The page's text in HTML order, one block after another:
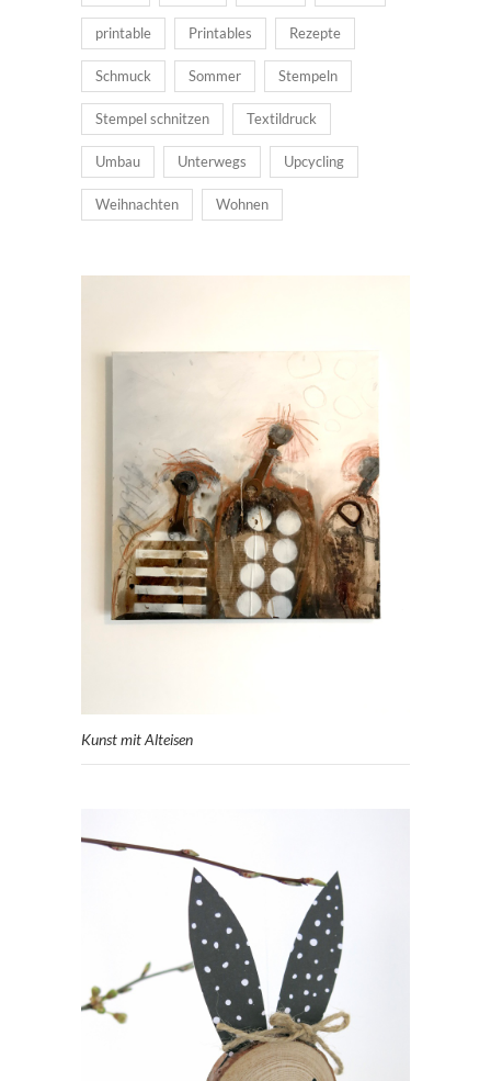
printable Printables Rezepte
Schmuck Sommer Stempeln
Stempel schnitzen Textildruck
Umbau Unterwegs Upcycling
Weihnachten Wohnen
Kunst mit Alteisen